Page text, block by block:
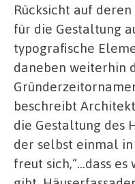
Rücksicht auf
für die Gestaltung
typografische
daneben weiterhin
beschreibt
die Gestaltung des
der selbst einmal
freut sich,“…dass